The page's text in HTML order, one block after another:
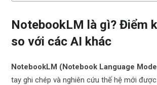
NotebookLM là gì? Điểm
so với các AI khác
NotebookLM (Notebook Language
tay ghi chép và nghiên cứu thế hệ mới